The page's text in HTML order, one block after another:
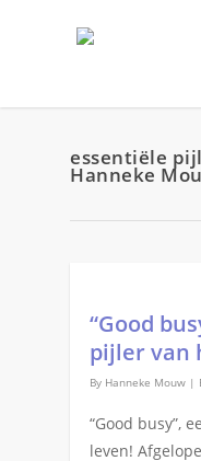
essentiële
Hanneke
“Good
pijler van
By Hanneke Mouw |
“Good busy”,
leven!